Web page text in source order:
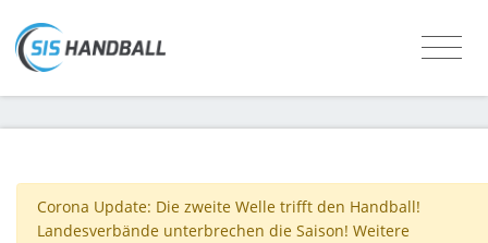
Corona Update: Die zweite Welle trifft den Handball!
Landesverbände unterbrechen die Saison! Weitere